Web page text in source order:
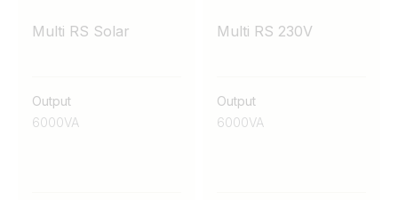
Multi RS Solar
Output
6000VA
Multi RS 230V
Output
6000VA